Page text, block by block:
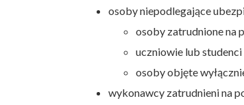
osoby niepodlegające
osoby zatrudnione na
uczniowie lub
osoby objęte
wykonawcy zatrudnieni na